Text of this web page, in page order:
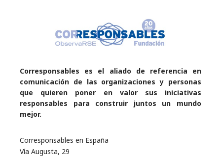
Corresponsables es el aliado de referencia en
comunicación de las organizaciones y personas
que quieren poner en valor sus iniciativas
responsables para construir juntos un mundo
mejor.
Corresponsables en España
Vía Augusta, 29